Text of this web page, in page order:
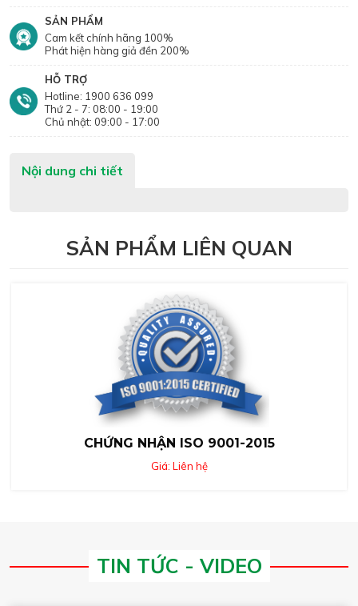
SẢN PHẨM
Cam kết chính hãng 100%
Phát hiện hàng giả đền 200%
HỖ TRỢ
Hotline: 1900 636 099
Thứ 2 - 7: 08:00 - 19:00
Chủ nhật: 09:00 - 17:00
Nội dung chi tiết
SẢN PHẨM LIÊN QUAN
CHỨNG NHẬN ISO 9001-2015
Giá: Liên hệ
TIN TỨC - VIDEO